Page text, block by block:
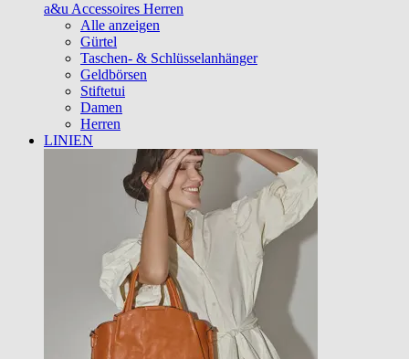
a&u Accessoires Herren
Alle anzeigen
Gürtel
Taschen- & Schlüsselanhänger
Geldbörsen
Stiftetui
Damen
Herren
LINIEN